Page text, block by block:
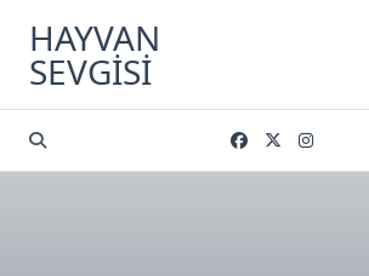
content
HAYVAN
SEVGISI